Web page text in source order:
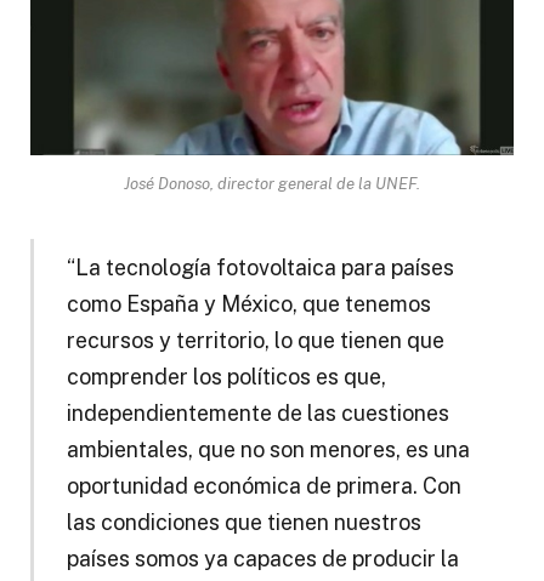
José Donoso, director general de la UNEF.
“La tecnología fotovoltaica para países
como España y México, que tenemos
recursos y territorio, lo que tienen que
comprender los políticos es que,
independientemente de las cuestiones
ambientales, que no son menores, es una
oportunidad económica de primera. Con
las condiciones que tienen nuestros
países somos ya capaces de producir la